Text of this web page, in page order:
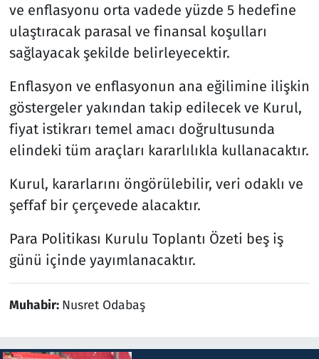
ve enflasyonu orta vadede yüzde 5 hedefine
ulaştıracak parasal ve finansal koşulları
sağlayacak şekilde belirleyecektir.
Enflasyon ve enflasyonun ana eğilimine ilişkin
göstergeler yakından takip edilecek ve Kurul,
fiyat istikrarı temel amacı doğrultusunda
elindeki tüm araçları kararlılıkla kullanacaktır.
Kurul, kararlarını öngörülebilir, veri odaklı ve
şeffaf bir çerçevede alacaktır.
Para Politikası Kurulu Toplantı Özeti beş iş
günü içinde yayımlanacaktır.
Muhabir: Nusret Odabaş